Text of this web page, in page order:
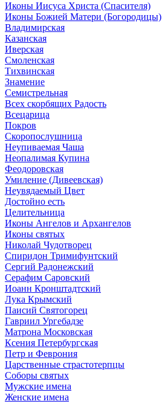
Иконы Иисуса Христа (Спасителя)
Иконы Божией Матери (Богородицы)
Владимирская
Казанская
Иверская
Смоленская
Тихвинская
Знамение
Семистрельная
Всех скорбящих Радость
Всецарица
Покров
Скоропослушница
Неупиваемая Чаша
Неопалимая Купина
Феодоровская
Умиление (Дивеевская)
Неувядаемый Цвет
Достойно есть
Целительница
Иконы Ангелов и Архангелов
Иконы святых
Николай Чудотворец
Спиридон Тримифунтский
Сергий Радонежский
Серафим Саровский
Иоанн Кронштадтский
Лука Крымский
Паисий Святогорец
Гавриил Ургебадзе
Матрона Московская
Ксения Петербургская
Петр и Феврония
Царственные страстотерпцы
Соборы святых
Мужские имена
Женские имена